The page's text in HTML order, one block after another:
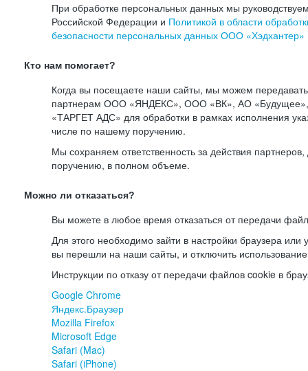
При обработке персональных данных мы
Российской Федерации и Политикой в области
безопасности персональных данных ООО «Хэдхантер»
Кто нам помогает?
Когда вы посещаете наши сайты, мы можем
партнерам ООО «ЯНДЕКС», ООО «ВК», АО
«ТАРГЕТ АДС» для обработки в рамках исполнения
числе по нашему поручению.
Мы сохраняем ответственность за действия
поручению, в полном объеме.
Можно ли отказаться?
Вы можете в любое время отказаться от передачи
Для этого необходимо зайти в настройки браузера или
вы перешли на наши сайты, и отключить
Инструкции по отказу от передачи файлов cookie в
Google Chrome
Яндекс.Браузер
Mozilla Firefox
Microsoft Edge
Safari (Mac)
Safari (iPhone)